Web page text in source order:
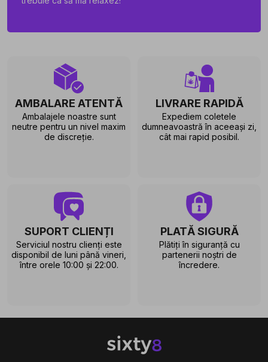
AMBALARE ATENTĂ
Ambalajele noastre sunt
neutre pentru un nivel maxim
de discreție.
LIVRARE RAPIDĂ
Expediem coletele
dumneavoastră în aceeași zi,
cât mai rapid posibil.
SUPORT CLIENȚI
Serviciul nostru clienți este
disponibil de luni până vineri,
între orele 10:00 și 22:00.
PLATĂ SIGURĂ
Plătiți în siguranță cu
partenerii noștri de
încredere.